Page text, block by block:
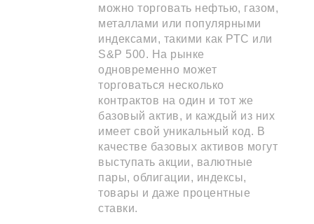
можно торговать нефтью, газом,
металлами или популярными
индексами, такими как РТС или
S&P 500. На рынке
одновременно может
торговаться несколько
контрактов на один и тот же
базовый актив, и каждый из них
имеет свой уникальный код. В
качестве базовых активов могут
выступать акции, валютные
пары, облигации, индексы,
товары и даже процентные
ставки.